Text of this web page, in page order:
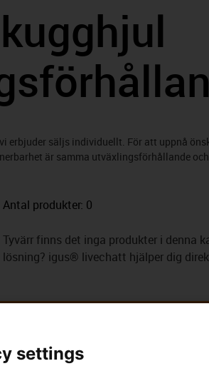
erbjuder säljs individuellt. För att uppnå
är samma utväxlingsförhållande och
Antal produkter: 0
Tyvärr finns det inga produkter i denna
lösning? igus® livechatt hjälper dig
settings